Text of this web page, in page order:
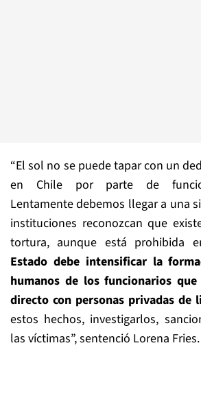
“El sol no se puede tapar con un
en Chile por parte de
Lentamente debemos llegar a una
instituciones reconozcan que
tortura, aunque está prohibida
Estado debe intensificar la
humanos de los funcionarios
directo con personas privadas de
estos hechos, investigarlos,
las víctimas”, sentenció Lorena Fries.